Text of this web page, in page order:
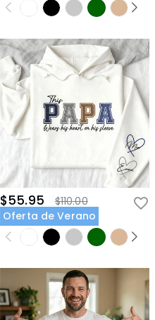
$55.95
$110.00
Oferta de Verano